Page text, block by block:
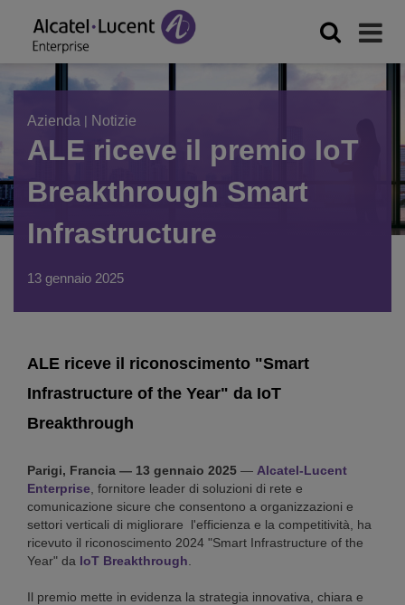
Azienda | Notizie
ALE riceve il premio IoT
Breakthrough Smart
Infrastructure
13 gennaio 2025
ALE riceve il riconoscimento "Smart
Infrastructure of the Year" da IoT
Breakthrough
Parigi, Francia — 13 gennaio 2025 — Alcatel-Lucent
Enterprise , fornitore leader di soluzioni di rete e
comunicazione sicure che consentono a organizzazioni e
settori verticali di migliorare l'efficienza e la competitività, ha
ricevuto il riconoscimento 2024 "Smart Infrastructure of the
Year" da IoT Breakthrough
Il premio mette in evidenza la strategia innovativa, chiara e